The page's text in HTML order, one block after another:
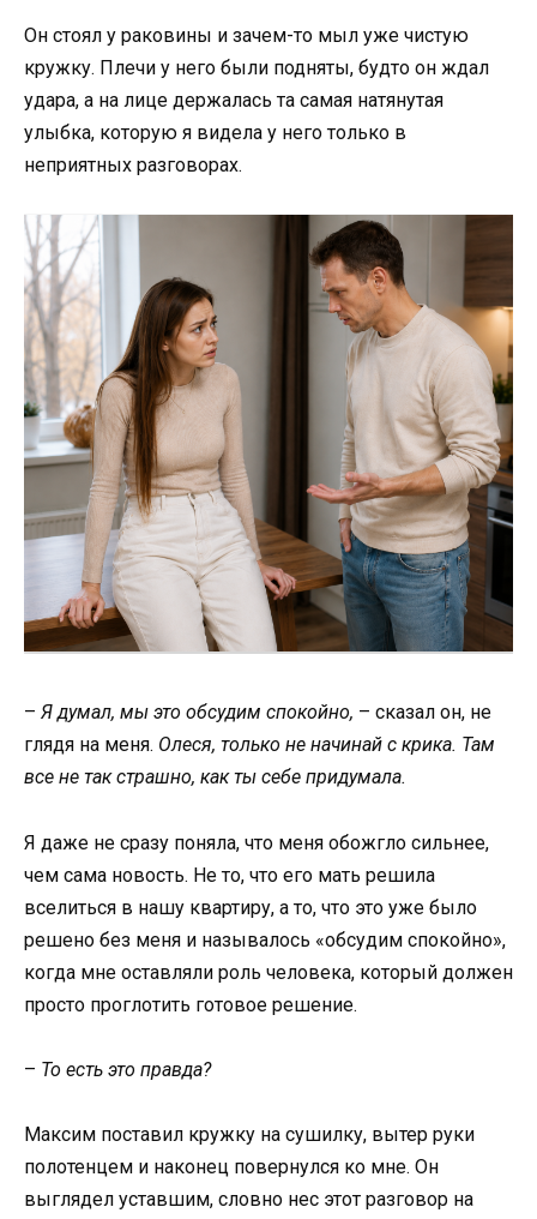
Он стоял у раковины и зачем-то мыл уже чистую
кружку. Плечи у него были подняты, будто он ждал
удара, а на лице держалась та самая натянутая
улыбка, которую я видела у него только в
неприятных разговорах.
– Я думал, мы это обсудим спокойно, – сказал он, не
глядя на меня. Олеся, только не начинай с крика. Там
все не так страшно, как ты себе придумала.
Я даже не сразу поняла, что меня обожгло сильнее,
чем сама новость. Не то, что его мать решила
вселиться в нашу квартиру, а то, что это уже было
решено без меня и называлось «обсудим спокойно»,
когда мне оставляли роль человека, который должен
просто проглотить готовое решение.
– То есть это правда?
Максим поставил кружку на сушилку, вытер руки
полотенцем и наконец повернулся ко мне. Он
выглядел уставшим, словно нес этот разговор на